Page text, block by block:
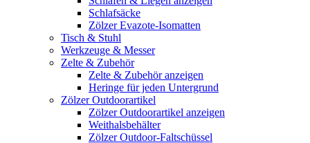
Schlafsäcke
Zölzer Evazote-Isomatten
Tisch & Stuhl
Werkzeuge & Messer
Zelte & Zubehör
Zelte & Zubehör anzeigen
Heringe für jeden Untergrund
Zölzer Outdoorartikel
Zölzer Outdoorartikel anzeigen
Weithalsbehälter
Zölzer Outdoor-Faltschüssel